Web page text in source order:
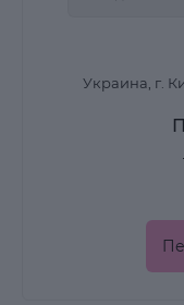
Украина, г.